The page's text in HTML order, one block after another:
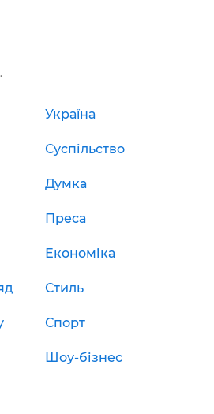
Україна
Суспільство
Думка
Преса
Економіка
Стиль
Спорт
Шоу-бізнес